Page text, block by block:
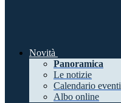
Novità
Panoramica
Le notizie
Calendario eventi
Albo online